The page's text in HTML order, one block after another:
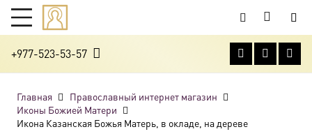
+977-523-53-57
Главная
Православный интернет магазин
Иконы Божией Матери
Икона Казанская Божья Матерь, в окладе, на дереве